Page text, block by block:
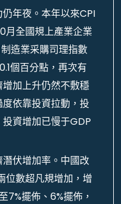
年夜。本年以來CPI
月全國規上產業企業
造業采購司理指數
個百分點，再次有
加上升仍然不敷穩
度依靠投資拉動，投
資增加已慢于GDP
伏增加率。中國改
位數超凡規增加，增
7%擺佈、6%擺佈，